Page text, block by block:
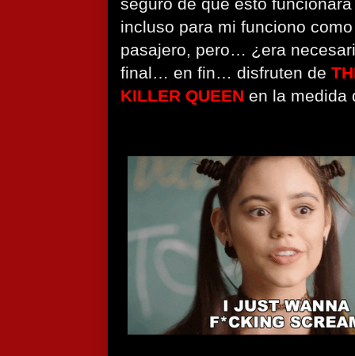
seguro de que esto
incluso para mi funciono
pasajero, pero… ¿era
final… en fin… disfruten de
KILLER QUEEN en la medida